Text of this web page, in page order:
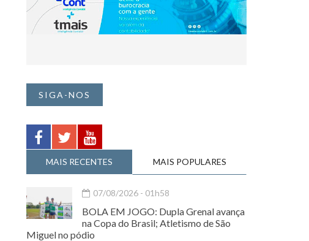
SIGA-NOS
MAIS RECENTES MAIS POPULARES
07/08/2026 - 01h58
BOLA EM JOGO: Dupla Grenal avança
na Copa do Brasil; Atletismo de São
Miguel no pódio